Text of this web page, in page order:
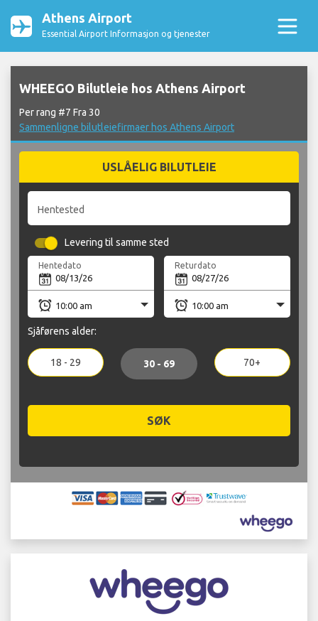
Athens Airport
Essential Airport Informasjon og tjenester
WHEEGO Bilutleie hos Athens Airport
Per rang #7 Fra 30
Sammenligne bilutleiefirmaer hos Athens Airport
USLÅELIG BILUTLEIE
Hentested
Levering til samme sted
Hentedato Returdato
Sjåførens alder:
18 - 29 30 - 69 70+
SØK